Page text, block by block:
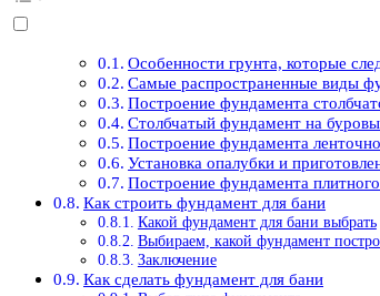
Особенности грунта, которые
Самые распространенные виды
Построение фундамента
Столбчатый фундамент на
Построение фундамента
Установка опалубки и
Построение фундамента
Как строить фундамент для бани
Какой фундамент для бани выбрать
Выбираем, какой фундамент
Заключение
Как сделать фундамент для бани